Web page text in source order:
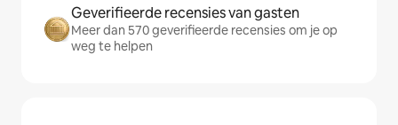
Geverifieerde recensies van gasten
Meer dan 570 geverifieerde recensies om je op
weg te helpen